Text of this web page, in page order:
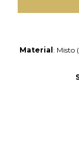
Material : Misto